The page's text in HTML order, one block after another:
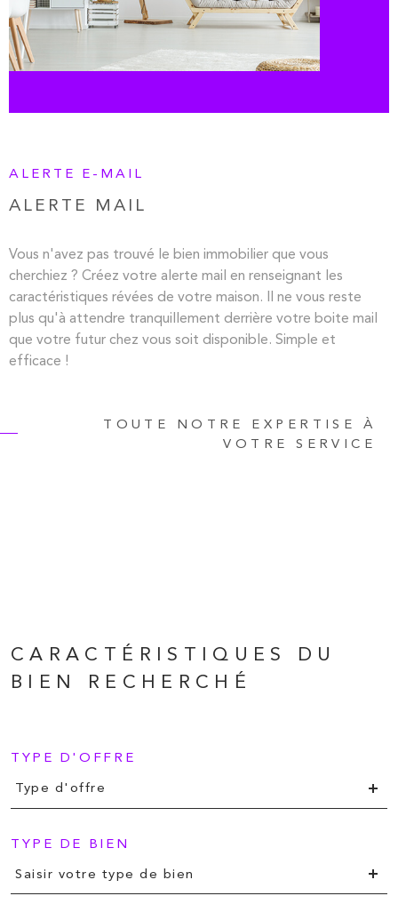
ALERTE E-MAIL
ALERTE MAIL
Vous n'avez pas trouvé le bien immobilier que vous
cherchiez ? Créez votre alerte mail en renseignant les
caractéristiques révées de votre maison. Il ne vous reste
plus qu'à attendre tranquillement derrière votre boite mail
que votre futur chez vous soit disponible. Simple et
efficace !
TOUTE NOTRE EXPERTISE À
VOTRE SERVICE
CARACTÉRISTIQUES DU
BIEN RECHERCHÉ
TYPE D'OFFRE
Type d'offre
TYPE DE BIEN
Saisir votre type de bien
RECHERCHER